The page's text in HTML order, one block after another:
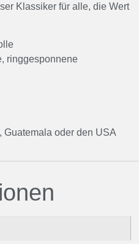
Klassiker für alle, die Wert
ringgesponnene
Guatemala oder den USA